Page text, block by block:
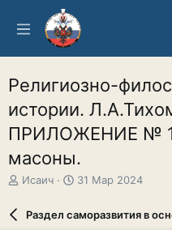
Религиозно-
истории.
ПРИЛОЖЕНИЕ №
масоны.
А
о
Исаич
Д
а
31 Мар 2024
Раздел саморазвития в